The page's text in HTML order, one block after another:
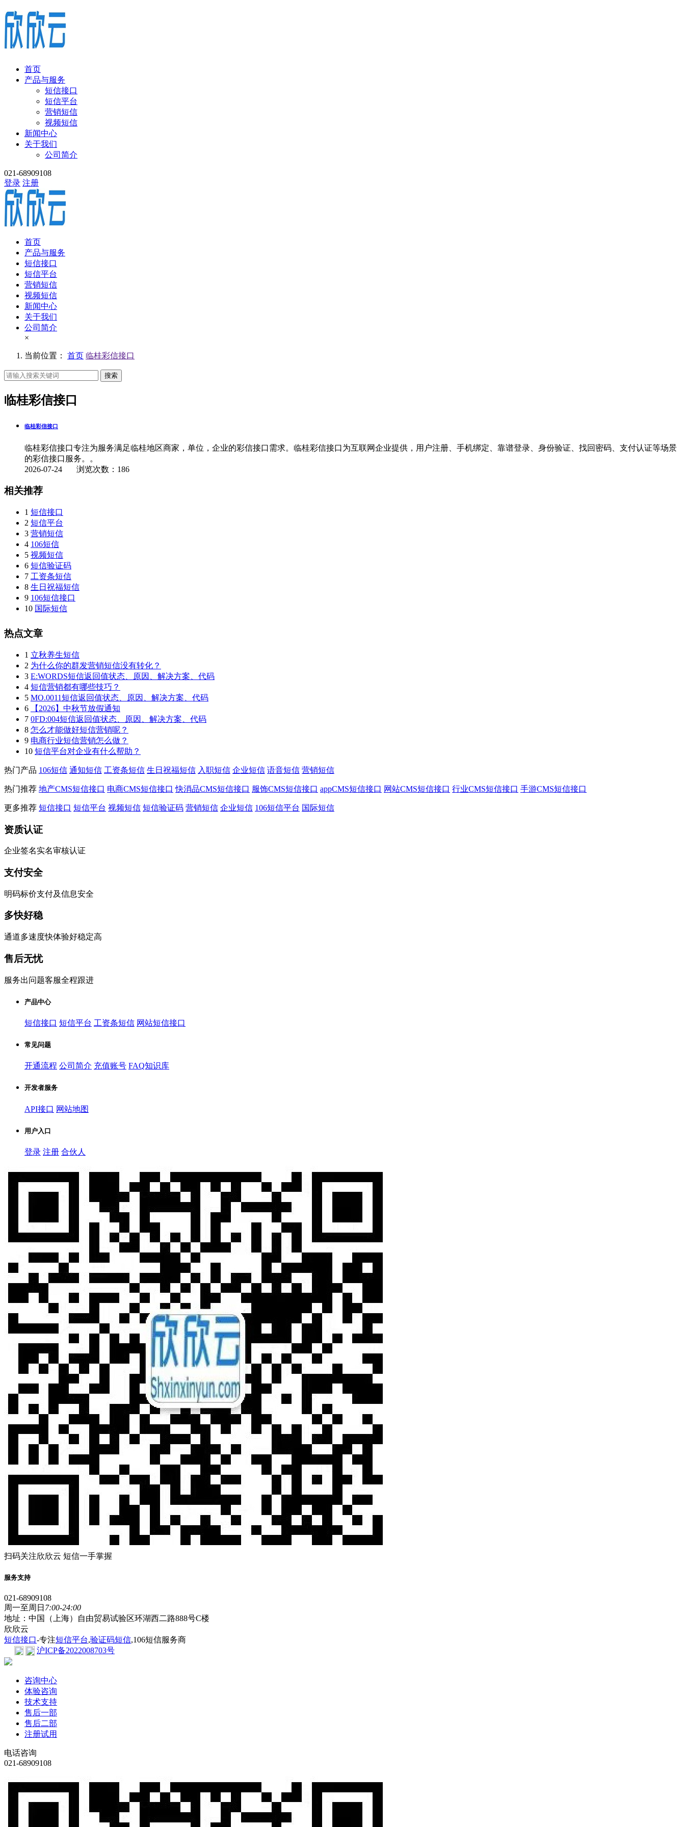
首页
产品与服务
短信接口
短信平台
营销短信
视频短信
新闻中心
关于我们
公司简介
021-68909108
登录 注册
首页
产品与服务
短信接口
短信平台
营销短信
视频短信
新闻中心
关于我们
公司简介
×
当前位置： 首页 临桂彩信接口
搜索
临桂彩信接口
临桂彩信接口
临桂彩信接口专注为服务满足临桂地区商家，单位，企业的彩信接口需求。临桂彩信接口为互联网企业提供，用户注册、手机绑定、靠谱登录、身份验证、找回密码、支付认证等场景
的彩信接口服务。。
2026-07-24 浏览次数：186
相关推荐
1 短信接口
2 短信平台
3 营销短信
4 106短信
5 视频短信
6 短信验证码
7 工资条短信
8 生日祝福短信
9 106短信接口
10 国际短信
热点文章
1 立秋养生短信
2 为什么你的群发营销短信没有转化？
3 E:WORDS短信返回值状态、原因、解决方案、代码
4 短信营销都有哪些技巧？
5 MO.0011短信返回值状态、原因、解决方案、代码
6
【2026】中秋节放假通知
7 0FD:004短信返回值状态、原因、解决方案、代码
8 怎么才能做好短信营销呢？
9 电商行业短信营销怎么做？
10 短信平台对企业有什么帮助？
热门产品 106短信 通知短信 工资条短信 生日祝福短信 入职短信 企业短信 语音短信 营销短信
热门推荐 地产CMS短信接口 电商CMS短信接口 快消品CMS短信接口 服饰CMS短信接口 appCMS短信接口 网站CMS短信接口 行业CMS短信接口 手游CMS短信接口
更多推荐 短信接口 短信平台 视频短信 短信验证码 营销短信 企业短信 106短信平台 国际短信
资质认证
企业签名实名审核认证
支付安全
明码标价支付及信息安全
多快好稳
通道多速度快体验好稳定高
售后无忧
服务出问题客服全程跟进
产品中心
短信接口 短信平台 工资条短信 网站短信接口
常见问题
开通流程 公司简介 充值账号 FAQ知识库
开发者服务
API接口 网站地图
用户入口
登录 注册 合伙人
扫码关注欣欣云 短信一手掌握
服务支持
021-68909108
周一至周日 7:00-24:00
地址：中国（上海）自由贸易试验区环湖西二路888号C楼
欣欣云
短信接口-专注短信平台,验证码短信,106短信服务商
沪ICP备2022008703号
咨询中心
体验咨询
技术支持
售后一部
售后二部
注册试用
电话咨询
021-68909108